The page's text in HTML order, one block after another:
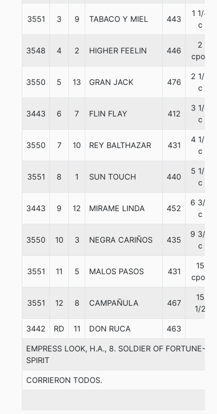
3551 3 9 TABACO Y MIEL 443
1 1/4
c
3548 4 2 HIGHER FEELIN 446
2
cpos
3550 5 13 GRAN JACK 476
2 1/4
c
3443 6 7 FLIN FLAY 412
3 1/4
c
3550 7 10 REY BALTHAZAR 431
4 1/2
c
3551 8 1 SUN TOUCH 440
5 1/2
c
3443 9 12 MIRAME LINDA 452
6 3/4
c
3550 10 3 NEGRA CARIÑOS 435
9 3/4
c
3551 11 5 MALOS PASOS 431
15
cpos
3551 12 8 CAMPAÑULA 467
15
1/2
3442 RD 11 DON RUCA 463
EMPRESS LOOK, H.A., 8. SOLDIER OF FORTUNE-
SPIRIT
CORRIERON TODOS.